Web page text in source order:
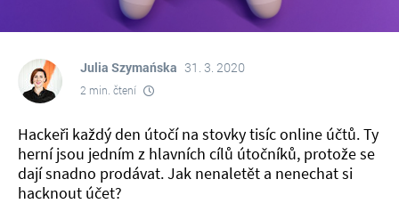
Julia Szymańska 31. 3. 2020
2 min. čtení
Hackeři každý den útočí na stovky tisíc online účtů. Ty
herní jsou jedním z hlavních cílů útočníků, protože se
dají snadno prodávat. Jak nenaletět a nenechat si
hacknout účet?